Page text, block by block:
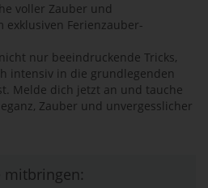
voller Zauber und
exklusiven Ferienzauber-
nur beeindruckende Tricks,
intensiv in die grundlegenden
Melde dich jetzt an und tauche
Zauber und unvergesslicher
mitbringen: